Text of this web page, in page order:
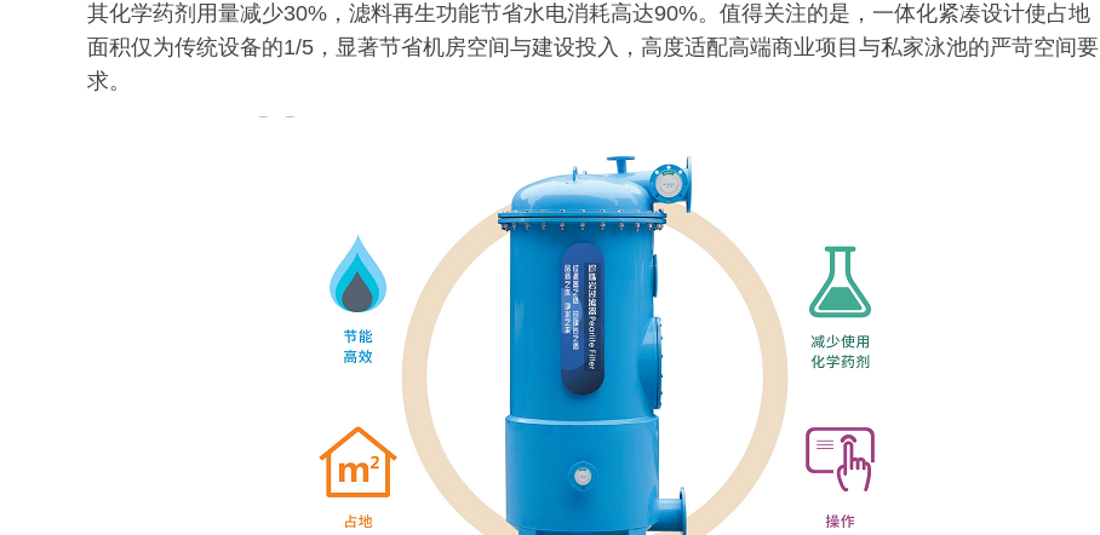
其化学药剂用量减少30%，滤料再生功能节省水电消耗高达90%。值得关注的是，一体化紧凑设计使占地
面积仅为传统设备的1/5，显著节省机房空间与建设投入，高度适配高端商业项目与私家泳池的严苛空间要
求。